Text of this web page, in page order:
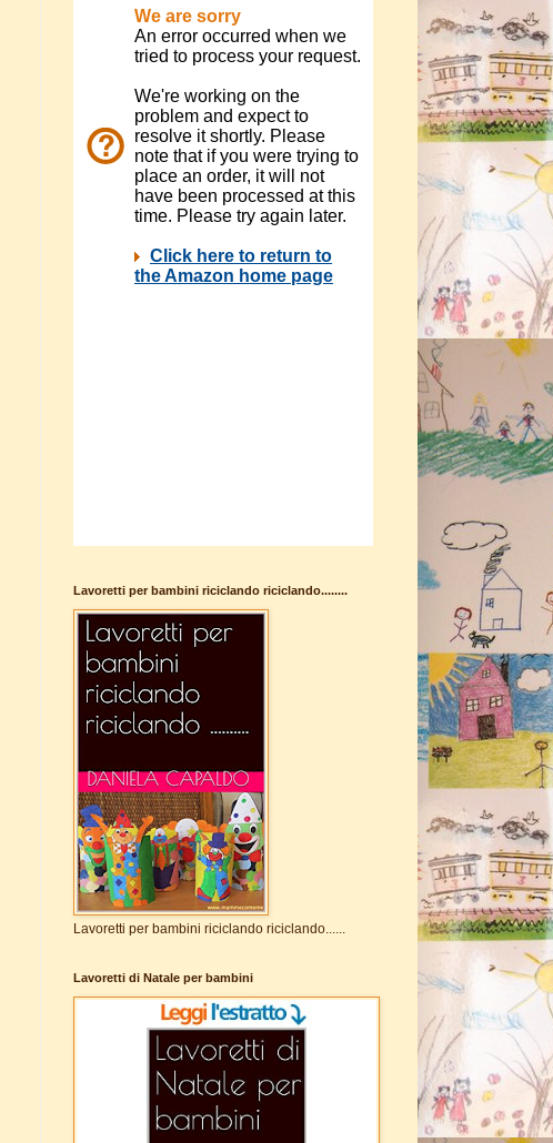
Lavoretti per bambini riciclando riciclando........
Lavoretti per bambini riciclando riciclando......
Lavoretti di Natale per bambini